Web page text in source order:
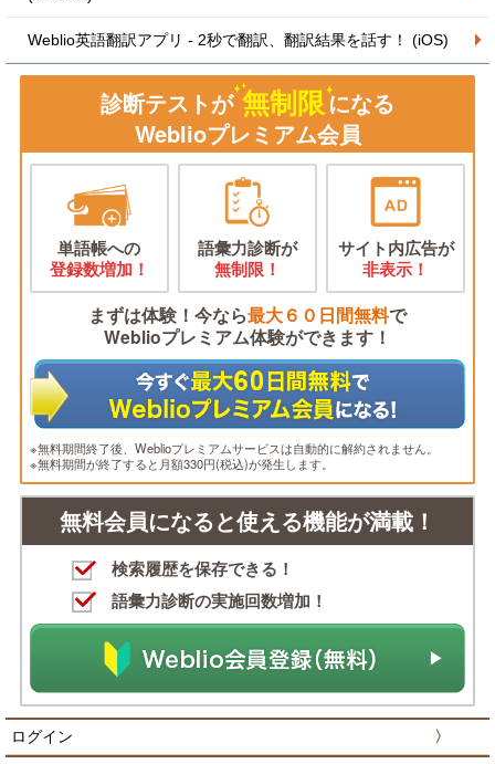
Weblio英語翻訳アプリ - 2秒で翻訳、翻訳結果を話す！ (iOS)
診断テストが 無制限になる
Weblioプレミアム会員
単語帳への
登録数増加！
語彙力診断が
無制限！
サイト内広告が
非表示！
まずは体験！今なら最大６０日間無料で
Weblioプレミアム体験ができます！
※無料期間終了後、Weblioプレミアムサービスは自動的に解約されません。
※無料期間が終了すると月額330円(税込)が発生します。
無料会員になると使える機能が満載！
検索履歴を保存できる！
語彙力診断の実施回数増加！
ログイン 〉